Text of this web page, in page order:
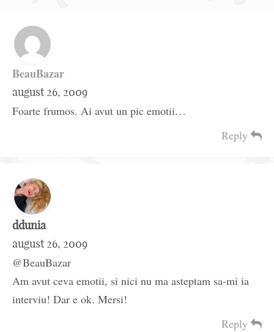
BeauBazar
august 26, 2009
Foarte frumos. Ai avut un pic emotii…
Reply
ddunia
august 26, 2009
@BeauBazar
Am avut ceva emotii, si nici nu ma asteptam sa-mi ia
interviu! Dar e ok. Mersi!
Reply